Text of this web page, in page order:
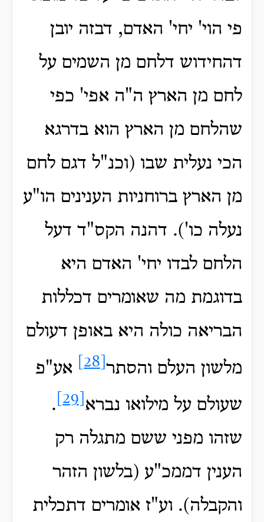
פי הוי' יחי' האדם, דבזה יובן
דהחידוש דלחם מן השמים על
לחם מן הארץ ה"ה אפי' כפי
שהלחם מן הארץ הוא בדרגא
הכי נעלית שבו (וכנ"ל דגם לחם
מן הארץ ברוחניות הענינים הו"ע
נעלה כו'). דהנה הקס"ד דעל
הלחם לבדו יחי' האדם היא
בדוגמת מה שאומרים דכללות
הבריאה כולה היא באופן דעולם
מלשון העלם והסתר
אע"פ
שעולם על מילואו נברא
.
שזהו מפני ששם מתגלה רק
הענין דממכ"ע (בלשון הזהר
והקבלה). וע"ז אומרים דתכלית